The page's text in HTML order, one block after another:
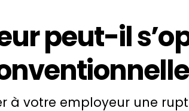
peut-il
à votre employeur une